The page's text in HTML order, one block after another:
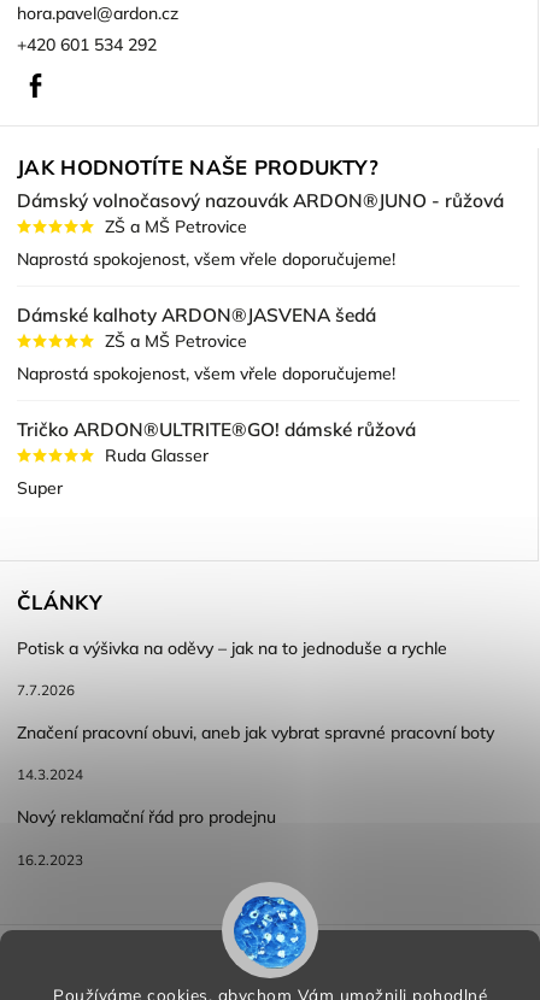
Používáme cookies, abychom Vám umožnili pohodlné
hora.pavel@ardon.cz
+420 601 534 292
JAK HODNOTÍTE NAŠE PRODUKTY?
Dámský volnočasový nazouvák ARDON®JUNO - růžová
ZŠ a MŠ Petrovice
Naprostá spokojenost, všem vřele doporučujeme!
Dámské kalhoty ARDON®JASVENA šedá
ZŠ a MŠ Petrovice
Naprostá spokojenost, všem vřele doporučujeme!
Tričko ARDON®ULTRITE®GO! dámské růžová
Ruda Glasser
Super
ČLÁNKY
Potisk a výšivka na oděvy – jak na to jednoduše a rychle
7.7.2026
Značení pracovní obuvi, aneb jak vybrat spravné pracovní boty
14.3.2024
Nový reklamační řád pro prodejnu
16.2.2023
Reklamace a vracení zboží
Podmínky ochrany osobních údajů